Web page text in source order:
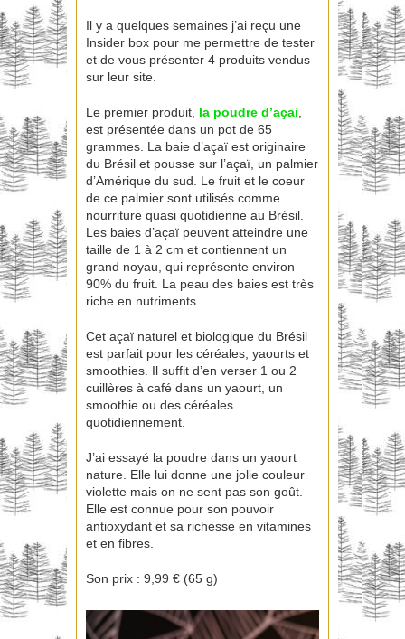
Il y a quelques semaines j’ai reçu une
Insider box pour me permettre de tester
et de vous présenter 4 produits vendus
sur leur site.
Le premier produit, la poudre d’açai
est présentée dans un pot de 65
grammes. La baie d’açaï est originaire
du Brésil et pousse sur l’açaï, un palmier
d’Amérique du sud. Le fruit et le coeur
de ce palmier sont utilisés comme
nourriture quasi quotidienne au Brésil.
Les baies d’açaï peuvent atteindre une
taille de 1 à 2 cm et contiennent un
grand noyau, qui représente environ
90% du fruit. La peau des baies est très
riche en nutriments.
Cet açaï naturel et biologique du Brésil
est parfait pour les céréales, yaourts et
smoothies. Il suffit d’en verser 1 ou 2
cuillères à café dans un yaourt, un
smoothie ou des céréales
quotidiennement.
J’ai essayé la poudre dans un yaourt
nature. Elle lui donne une jolie couleur
violette mais on ne sent pas son goût.
Elle est connue pour son pouvoir
antioxydant et sa richesse en vitamines
et en fibres.
Son prix : 9,99 € (65 g)